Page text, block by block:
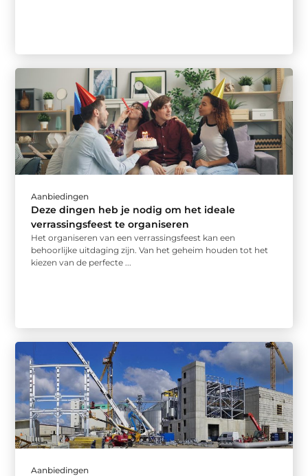
Aanbiedingen
Deze dingen heb je nodig om het ideale
verrassingsfeest te organiseren
Het organiseren van een verrassingsfeest kan een
behoorlijke uitdaging zijn. Van het geheim houden tot het
kiezen van de perfecte ...
Aanbiedingen